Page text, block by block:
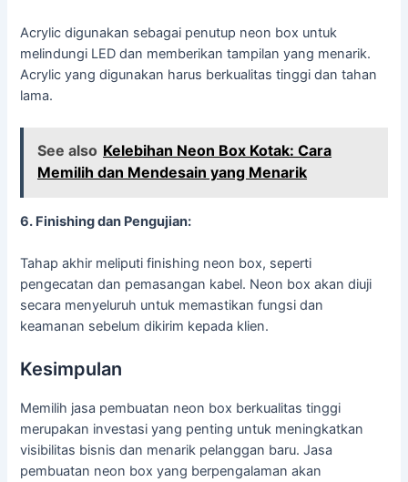
Acrylic digunakan sebagai penutup neon box untuk
melindungi LED dan memberikan tampilan yang menarik.
Acrylic yang digunakan harus berkualitas tinggi dan tahan
lama.
See also Kelebihan Neon Box Kotak: Cara
Memilih dan Mendesain yang Menarik
6. Finishing dan Pengujian:
Tahap akhir meliputi finishing neon box, seperti
pengecatan dan pemasangan kabel. Neon box akan diuji
secara menyeluruh untuk memastikan fungsi dan
keamanan sebelum dikirim kepada klien.
Kesimpulan
Memilih jasa pembuatan neon box berkualitas tinggi
merupakan investasi yang penting untuk meningkatkan
visibilitas bisnis dan menarik pelanggan baru. Jasa
pembuatan neon box yang berpengalaman akan